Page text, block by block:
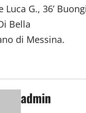
G., 36’
Bella
di Messina.
admin